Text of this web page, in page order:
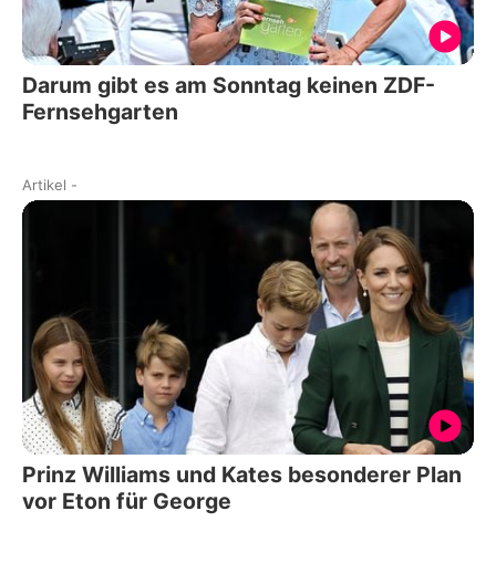
Darum gibt es am Sonntag keinen ZDF-
Fernsehgarten
Artikel -
Prinz Williams und Kates besonderer Plan
vor Eton für George